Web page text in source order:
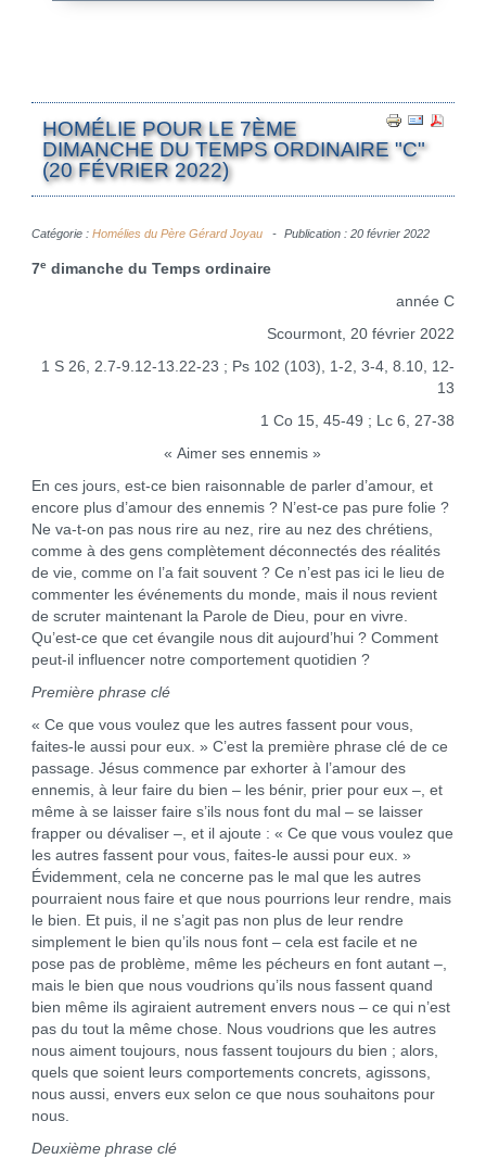
HOMÉLIE POUR LE 7ÈME
DIMANCHE DU TEMPS ORDINAIRE "C"
(20 FÉVRIER 2022)
Catégorie : Homélies du Père Gérard Joyau Publication : 20 février 2022
7edimanche du Temps ordinaire
année C
Scourmont, 20 février 2022
1 S 26, 2.7-9.12-13.22-23 ; Ps 102 (103), 1-2, 3-4, 8.10, 12-
13
1 Co 15, 45-49 ; Lc 6, 27-38
« Aimer ses ennemis »
En ces jours, est-ce bien raisonnable de parler d’amour, et
encore plus d’amour des ennemis ? N’est-ce pas pure folie ?
Ne va-t-on pas nous rire au nez, rire au nez des chrétiens,
comme à des gens complètement déconnectés des réalités
de vie, comme on l’a fait souvent ? Ce n’est pas ici le lieu de
commenter les événements du monde, mais il nous revient
de scruter maintenant la Parole de Dieu, pour en vivre.
Qu’est-ce que cet évangile nous dit aujourd’hui ? Comment
peut-il influencer notre comporte­ment quotidien ?
Première phrase clé
« Ce que vous voulez que les autres fassent pour vous,
faites-le aussi pour eux. » C’est la première phrase clé de ce
passage. Jésus commence par exhorter à l’amour des
ennemis, à leur faire du bien – les bénir, prier pour eux –, et
même à se laisser faire s’ils nous font du mal – se laisser
frapper ou dévaliser –, et il ajoute : « Ce que vous voulez que
les autres fassent pour vous, faites-le aussi pour eux. »
Évidemment, cela ne concerne pas le mal que les autres
pourraient nous faire et que nous pourrions leur rendre, mais
le bien. Et puis, il ne s’agit pas non plus de leur rendre
simplement le bien qu’ils nous font – cela est facile et ne
pose pas de problème, même les pécheurs en font autant –,
mais le bien que nous voudrions qu’ils nous fassent quand
bien même ils agiraient autrement envers nous – ce qui n’est
pas du tout la même chose. Nous voudrions que les autres
nous aiment toujours, nous fassent toujours du bien ; alors,
quels que soient leurs comportements concrets, agissons,
nous aussi, envers eux selon ce que nous souhaitons pour
nous.
Deuxième phrase clé